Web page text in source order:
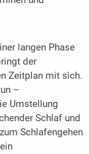
langen Phase
der
Zeitplan mit sich.
–
Umstellung
Schlaf und
Schlafengehen